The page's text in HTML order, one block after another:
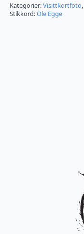
Kategorier:Visittkortfoto
Stikkord:Ole Egge